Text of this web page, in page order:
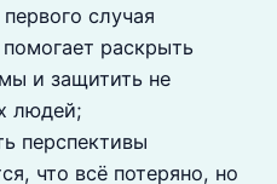
случая
раскрыть
и защитить не
людей;
перспективы
что всё потеряно, но